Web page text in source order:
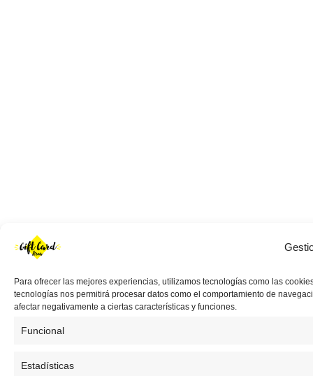
Para ofrecer las mejores experiencias, utilizamos tecnologías como las
tecnologías nos permitirá procesar datos como el comportamiento de
afectar negativamente a ciertas características y funciones.
Funcional
Estadísticas